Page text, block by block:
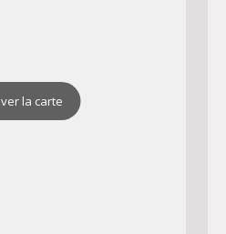
la carte